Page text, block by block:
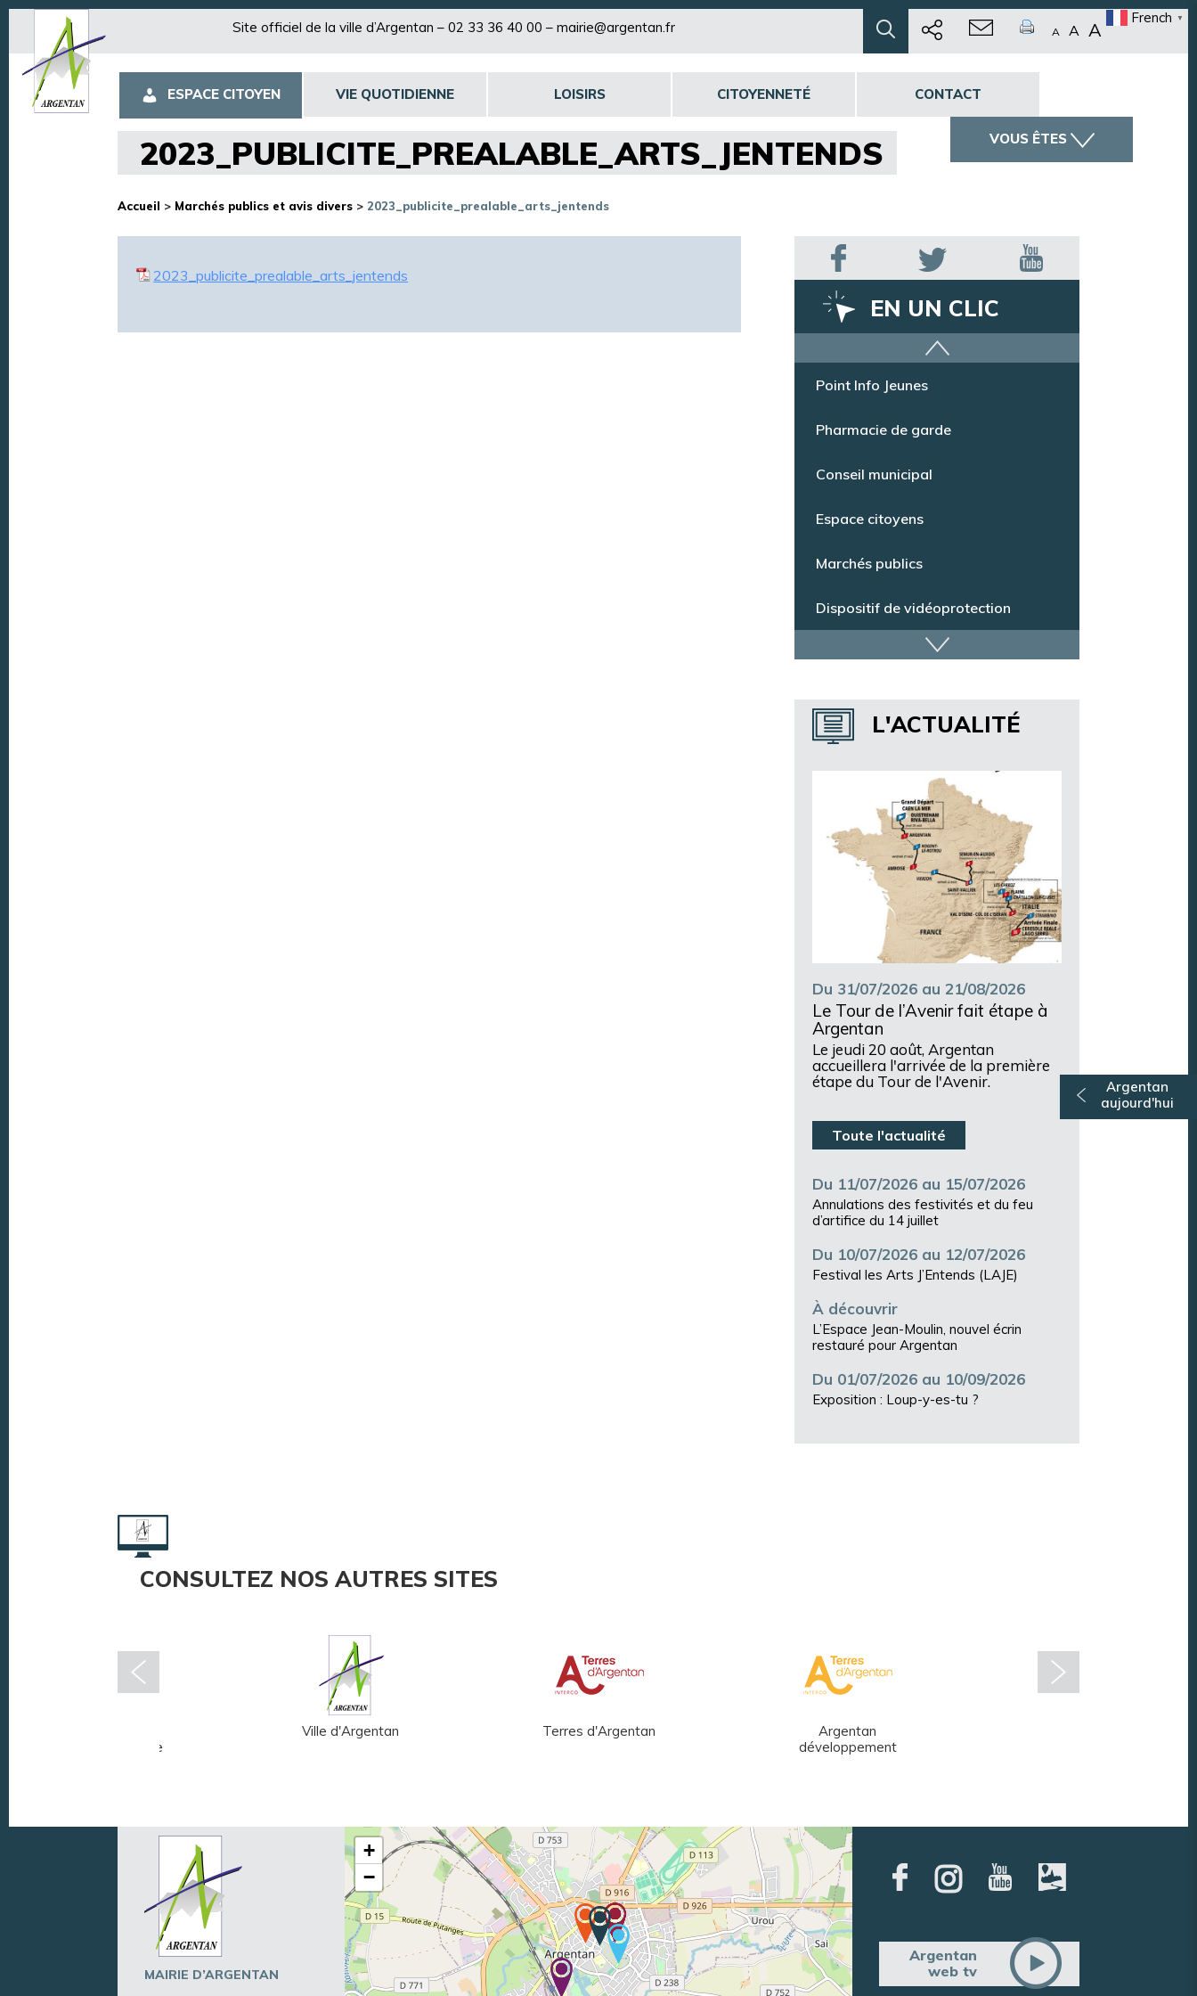
Site officiel de la ville d’Argentan – 02 33 36 40 00 – mairie@argentan.fr A A A
French ▼
ESPACE CITOYEN VIE QUOTIDIENNE LOISIRS CITOYENNETÉ CONTACT
VOUS ÊTES
Argentan
aujourd'hui
2023_PUBLICITE_PREALABLE_ARTS_JENTENDS
Accueil > Marchés publics et avis divers > 2023_publicite_prealable_arts_jentends
2023_publicite_prealable_arts_jentends
EN UN CLIC
Offres d’emploi
Point Info Jeunes
Pharmacie de garde
Conseil municipal
Espace citoyens
Marchés publics
Dispositif de vidéoprotection
Annuaire des services
Annuaire des associations
Argentan Aujourd’hui
L'ACTUALITÉ
Du 31/07/2026 au 21/08/2026
Le Tour de l’Avenir fait étape à
Argentan
Le jeudi 20 août, Argentan
accueillera l'arrivée de la première
étape du Tour de l'Avenir.
Toute l'actualité
Du 11/07/2026 au 15/07/2026
Annulations des festivités et du feu
d’artifice du 14 juillet
Du 10/07/2026 au 12/07/2026
Festival les Arts J’Entends (LAJE)
À découvrir
L’Espace Jean-Moulin, nouvel écrin
restauré pour Argentan
Du 01/07/2026 au 10/09/2026
Exposition : Loup-y-es-tu ?
CONSULTEZ NOS AUTRES SITES
Léger - André Mare
Ville d'Argentan Terres d'Argentan
Argentan
développement
MAIRIE D’ARGENTAN
+
−
Argentan
web tv